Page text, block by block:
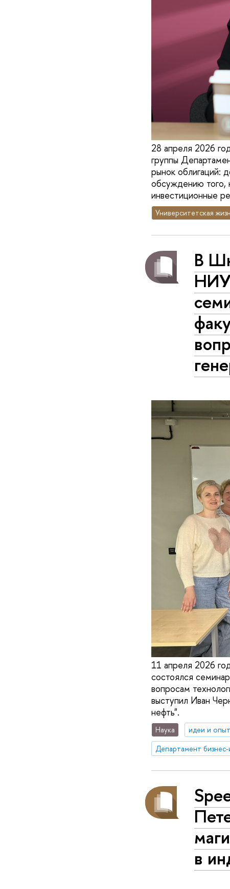
28 апреля 2026
группы
рынок облигаций:
обсуждению того,
инвестиционные
Университетская
В
НИУ
11 апреля 2026
состоялся
вопросам
выступил Иван
нефть".
Наука идеи и опыт
в